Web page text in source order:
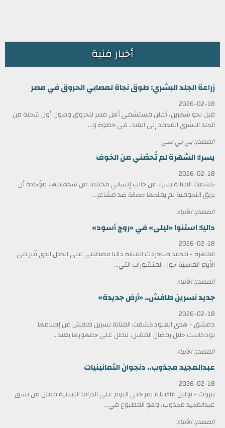
أخبار فنية
زراعة الجلد البشري: طوق نجاة لمصابي الحروق في مصر
2026-02-18
قبل نحو شهرين، أعلن مستشفى أهل مصر للحروق وصول أول شحنة من
الجلد البشري المجمد إلى البلاد، في خطوة و...
المصدر: بي بي سي
يسرا: الشهرة لم تُحصّني من الخوف
2026-02-18
كشفت الفنانة يسرا، عن جانب إنساني مختلف من شخصيتها، مؤكدة أن
بريق النجومية لم يمنحها حصانة ضد مشاعر...
المصدر: الأنباء
داليا: استنوا «ليلى» في «روج أسود»
2026-02-18
القاهرة - محمد صلاحردت الفنانة داليا مصطفى على الجدل الذي أثير في
الأيام الماضية حول المنشورات التي...
المصدر: الأنباء
جديد نسرين طافش.. «أرض جديدة»
2026-02-18
دمشق - هدى العبودكشفت الفنانة نسرين طافش عن إطلاقها
بودكاست خلال رمضان المقبل، لتطل على جمهورها بعيد...
المصدر: الأنباء
عبدالمجيد مجذوب.. دنجوان الثمانينيات
2026-02-18
بيروت - بولين فاضللم يمر حتى اليوم على الدراما اللبنانية ممثل من نسق
عبدالمجيد مجذوب، وهو المطبوع في...
المصدر: الأنباء